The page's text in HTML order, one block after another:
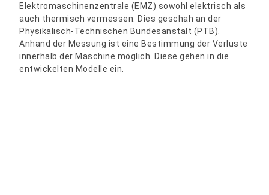
Elektromaschinenzentrale (EMZ) sowohl elektrisch als
auch thermisch vermessen. Dies geschah an der
Physikalisch-Technischen Bundesanstalt (PTB).
Anhand der Messung ist eine Bestimmung der Verluste
innerhalb der Maschine möglich. Diese gehen in die
entwickelten Modelle ein.